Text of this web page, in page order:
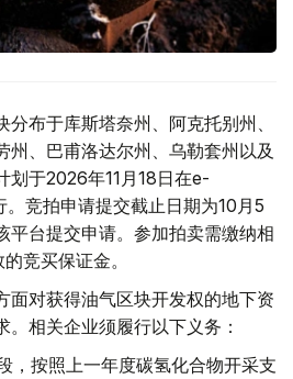
布于库斯塔奈州、阿克托别州、
州、巴甫洛达尔州、乌勒套州以及
划于2026年11月18日在e-
竞拍申请提交截止日期为10月5
平台提交申请。参加拍卖需缴纳相
竞买保证金。
面对获得油气区块开发权的地下资
相关企业须履行以下义务：
，按照上一年度碳氢化合物开采支